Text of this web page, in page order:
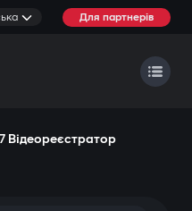
Для партнерів
Відеореєстратор